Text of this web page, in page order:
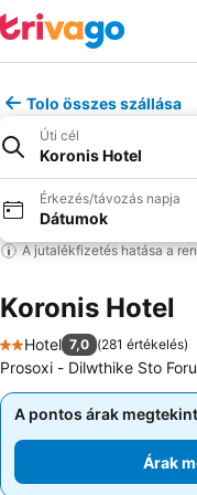
Tolo összes szállása
Úti cél
Koronis Hotel
Érkezés/távozás napja
Dátumok
A jutalékfizetés hatása a
Koronis Hotel
2 Kategória
Hotel 7,0 (281 értékelés)
Prosoxi - Dilwthike Sto
A pontos árak
A pontos árak
Árak